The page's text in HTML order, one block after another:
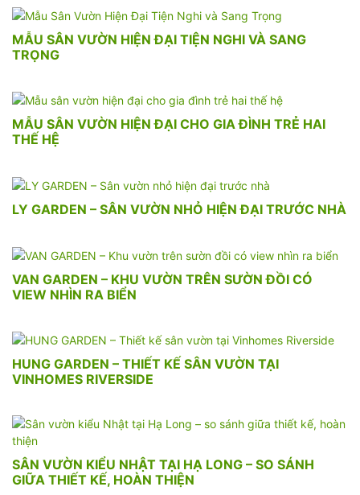
MẪU SÂN VƯỜN HIỆN ĐẠI TIỆN NGHI VÀ SANG
TRỌNG
MẪU SÂN VƯỜN HIỆN ĐẠI CHO GIA ĐÌNH TRẺ HAI
THẾ HỆ
LY GARDEN – SÂN VƯỜN NHỎ HIỆN ĐẠI TRƯỚC NHÀ
VAN GARDEN – KHU VƯỜN TRÊN SƯỜN ĐỒI CÓ
VIEW NHÌN RA BIỂN
HUNG GARDEN – THIẾT KẾ SÂN VƯỜN TẠI
VINHOMES RIVERSIDE
SÂN VƯỜN KIỂU NHẬT TẠI HẠ LONG – SO SÁNH
GIỮA THIẾT KẾ, HOÀN THIỆN